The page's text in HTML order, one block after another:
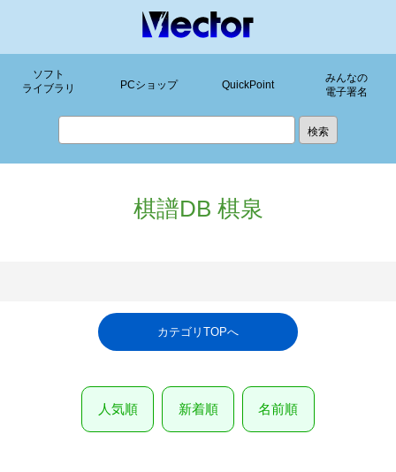
ソフト
ライブラリ
PCショップ QuickPoint
みんなの
電子署名
棋譜DB 棋泉
カテゴリTOPへ
人気順 新着順 名前順